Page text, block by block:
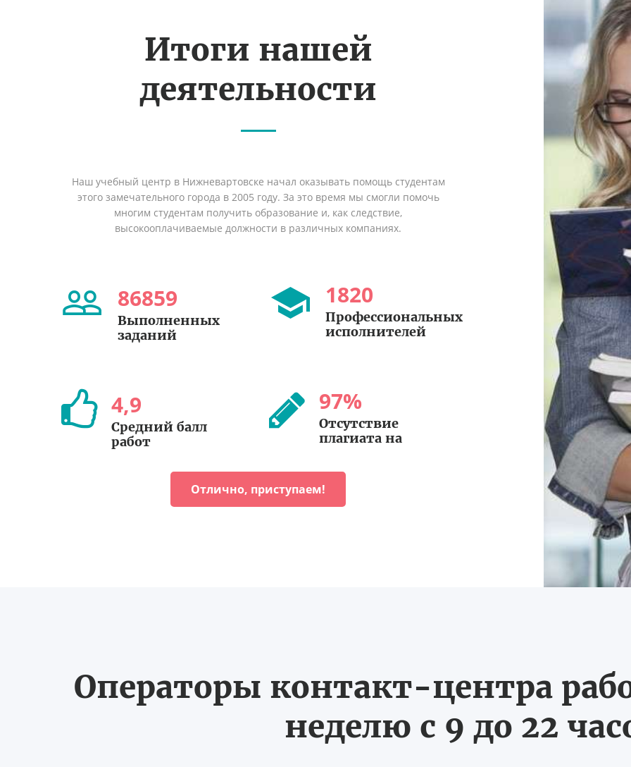
Итоги нашей
деятельности
Наш учебный центр в Нижневартовске начал оказывать помощь студентам
этого замечательного города в 2005 году. За это время мы смогли помочь
многим студентам получить образование и, как следствие,
высокооплачиваемые должности в различных компаниях.
86859
Выполненных
заданий
1820
Профессиональных
исполнителей
4,9
Средний балл
работ
97%
Отсутствие
плагиата на
Отлично, приступаем!
Операторы контакт-центра
неделю с 9 до 22